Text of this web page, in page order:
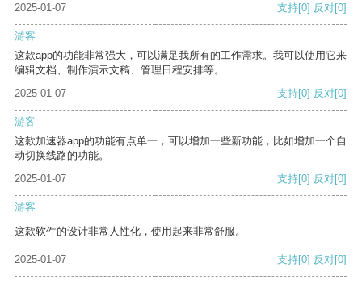
2025-01-07 支持[0] 反对[0]
游客
这款app的功能非常强大，可以满足我所有的工作需求。我可以使用它来
编辑文档、制作演示文稿、管理日程安排等。
2025-01-07
支持[0] 反对[0]
游客
这款加速器app的功能有点单一，可以增加一些新功能，比如增加一个自
动切换线路的功能。
2025-01-07
支持[0] 反对[0]
游客
这款软件的设计非常人性化，使用起来非常舒服。
2025-01-07 支持[0] 反对[0]